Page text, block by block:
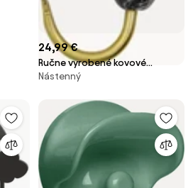
24,99 €
Ručne vyrobené kovové
nástenné háčiky Ball, 2 ks
Nástenný